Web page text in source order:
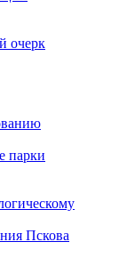
очерк
парки
Пскова